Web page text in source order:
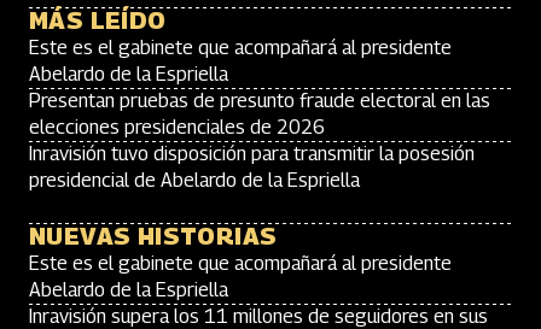
MÁS LEÍDO
Este es el gabinete que acompañará al presidente
Abelardo de la Espriella
Presentan pruebas de presunto fraude electoral en las
elecciones presidenciales de 2026
Inravisión tuvo disposición para transmitir la posesión
presidencial de Abelardo de la Espriella
NUEVAS HISTORIAS
Este es el gabinete que acompañará al presidente
Abelardo de la Espriella
Inravisión supera los 11 millones de seguidores en sus